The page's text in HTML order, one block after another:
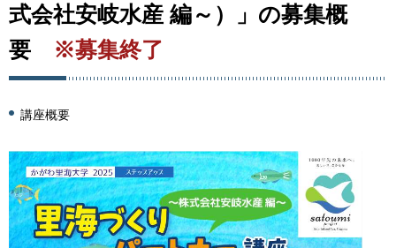
式会社安岐水産 編～）」の募集概
要
※募集終了
講座概要